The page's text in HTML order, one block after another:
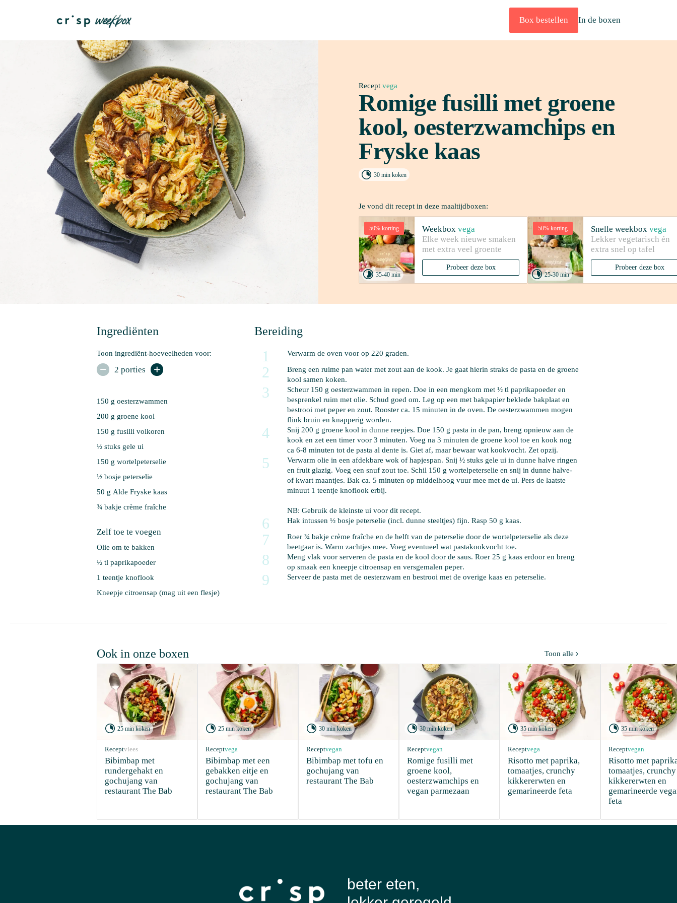
Box bestellen In de boxen
Recept vega
Romige fusilli met groene
kool, oesterzwamchips en
Fryske kaas
 30 min koken
Je vond dit recept in deze maaltijdboxen:
50% korting
35-40 min
Weekbox vega
Elke week nieuwe smaken
met extra veel groente
Probeer deze box
50% korting
25-30 min
Snelle weekbox vega
Lekker vegetarisch én
extra snel op tafel
Probeer deze box
Ingrediënten
Toon ingrediënt-hoeveelheden voor:
 2 porties 
150 g oesterzwammen
200 g groene kool
150 g fusilli volkoren
½ stuks gele ui
150 g wortelpeterselie
½ bosje peterselie
50 g Alde Fryske kaas
¾ bakje crème fraîche
Zelf toe te voegen
Olie om te bakken
½ tl paprikapoeder
1 teentje knoflook
Kneepje citroensap (mag uit een flesje)
Bereiding
1 Verwarm de oven voor op 220 graden.
2 Breng een ruime pan water met zout aan de kook. Je gaat hierin straks de pasta en de groene
kool samen koken.
3 Scheur 150 g oesterzwammen in repen. Doe in een mengkom met ½ tl paprikapoeder en
besprenkel ruim met olie. Schud goed om. Leg op een met bakpapier beklede bakplaat en
bestrooi met peper en zout. Rooster ca. 15 minuten in de oven. De oesterzwammen mogen
flink bruin en knapperig worden.
4 Snij 200 g groene kool in dunne reepjes. Doe 150 g pasta in de pan, breng opnieuw aan de
kook en zet een timer voor 3 minuten. Voeg na 3 minuten de groene kool toe en kook nog
ca 6-8 minuten tot de pasta al dente is. Giet af, maar bewaar wat kookvocht. Zet opzij.
5 Verwarm olie in een afdekbare wok of hapjespan. Snij ½ stuks gele ui in dunne halve ringen
en fruit glazig. Voeg een snuf zout toe. Schil 150 g wortelpeterselie en snij in dunne halve-
of kwart maantjes. Bak ca. 5 minuten op middelhoog vuur mee met de ui. Pers de laatste
minuut 1 teentje knoflook erbij.
NB: Gebruik de kleinste ui voor dit recept.
6 Hak intussen ½ bosje peterselie (incl. dunne steeltjes) fijn. Rasp 50 g kaas.
7 Roer ¾ bakje crème fraîche en de helft van de peterselie door de wortelpeterselie als deze
beetgaar is. Warm zachtjes mee. Voeg eventueel wat pastakookvocht toe.
8 Meng vlak voor serveren de pasta en de kool door de saus. Roer 25 g kaas erdoor en breng
op smaak een kneepje citroensap en versgemalen peper.
9 Serveer de pasta met de oesterzwam en bestrooi met de overige kaas en peterselie.
Ook in onze boxen Toon alle 
 25 min koken
Receptvlees
Bibimbap met
rundergehakt en
gochujang van
restaurant The Bab
 25 min koken
Receptvega
Bibimbap met een
gebakken eitje en
gochujang van
restaurant The Bab
 30 min koken
Receptvegan
Bibimbap met tofu en
gochujang van
restaurant The Bab
30 min koken
Receptvegan
Romige fusilli met
groene kool,
oesterzwamchips en
vegan parmezaan
 35 min koken
Receptvega
Risotto met paprika,
tomaatjes, crunchy
kikkererwten en
gemarineerde feta
 35 min koken
Receptvegan
Risotto met
tomaatjes, crunchy
kikkererwten en
gemarineerde
feta
beter eten,